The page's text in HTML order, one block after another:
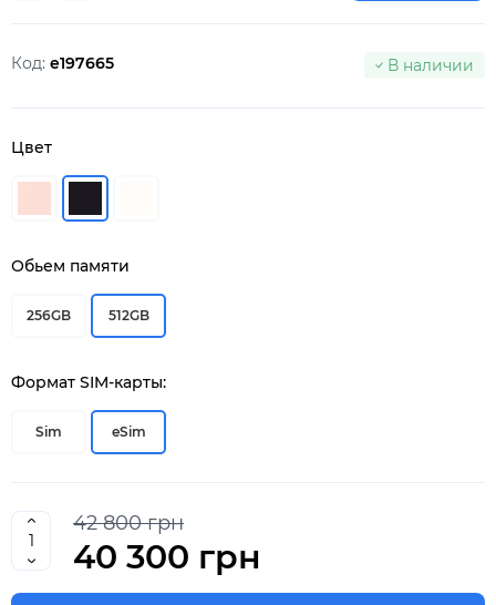
Код: e197665 В наличии
Цвет
Обьем памяти
256GB 512GB
Формат SIM-карты:
Sim eSim
42 800 грн
40 300 грн